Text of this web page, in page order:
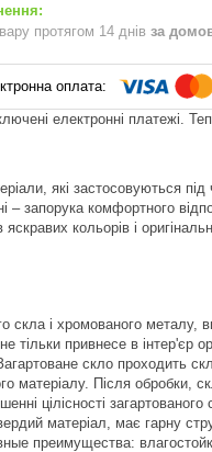
протягом 14 днів за
електронні платежі.
які застосовуються
– запорука комфортного
кольорів і
і хромованого металу,
привнесе в інтер'єр
скло проходить
матеріалу. Після обробки,
цілісності
матеріал, має гарну
преимущества: